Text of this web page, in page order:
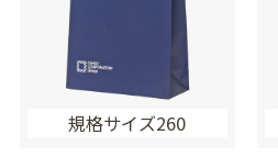
規格サイズ260